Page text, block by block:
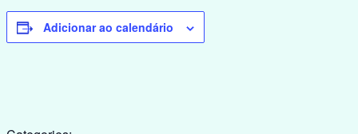
Adicionar ao calendário